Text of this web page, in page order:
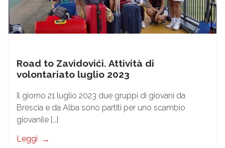
Road to Zavidovići. Attività di
volontariato luglio 2023
Il giorno 21 luglio 2023 due gruppi di giovani da
Brescia e da Alba sono partiti per uno scambio
giovanile […]
Leggi